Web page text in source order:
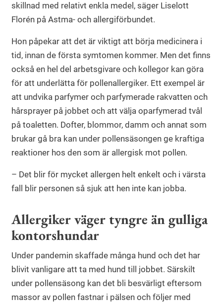
skillnad med relativt enkla medel, säger Liselott
Florén på Astma- och allergiförbundet.
Hon påpekar att det är viktigt att börja medicinera i
tid, innan de första symtomen kommer. Men det finns
också en hel del arbetsgivare och kollegor kan göra
för att underlätta för pollenallergiker. Ett exempel är
att undvika parfymer och parfymerade rakvatten och
hårsprayer på jobbet och att välja oparfymerad tvål
på toaletten. Dofter, blommor, damm och annat som
brukar gå bra kan under pollensäsongen ge kraftiga
reaktioner hos den som är allergisk mot pollen.
– Det blir för mycket allergen helt enkelt och i värsta
fall blir personen så sjuk att hen inte kan jobba.
Allergiker väger tyngre än gulliga
kontorshundar
Under pandemin skaffade många hund och det har
blivit vanligare att ta med hund till jobbet. Särskilt
under pollensäsong kan det bli besvärligt eftersom
massor av pollen fastnar i pälsen och följer med